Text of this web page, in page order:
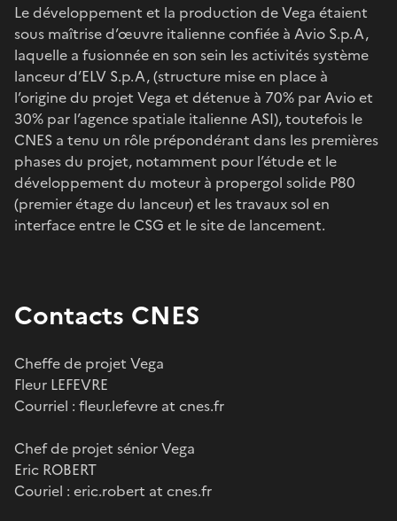
Le développement et la production de Vega étaient
sous maîtrise d’œuvre italienne confiée à Avio S.p.A,
laquelle a fusionnée en son sein les activités système
lanceur d’ELV S.p.A, (structure mise en place à
l’origine du projet Vega et détenue à 70% par Avio et
30% par l’agence spatiale italienne ASI), toutefois le
CNES a tenu un rôle prépondérant dans les premières
phases du projet, notamment pour l’étude et le
développement du moteur à propergol solide P80
(premier étage du lanceur) et les travaux sol en
interface entre le CSG et le site de lancement.
Contacts CNES
Cheffe de projet Vega
Fleur LEFEVRE
Courriel : fleur.lefevre at cnes.fr
Chef de projet sénior Vega
Eric ROBERT
Couriel : eric.robert at cnes.fr